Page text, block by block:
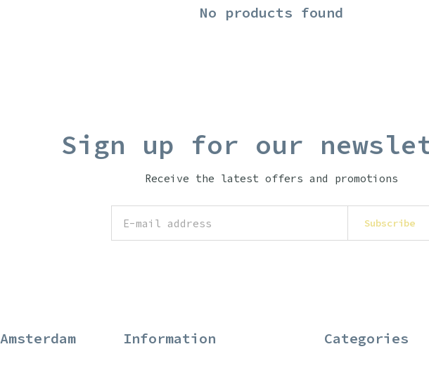
No products found
Sign up for our
Receive the latest offers and promotions
Subscribe
Information Categories